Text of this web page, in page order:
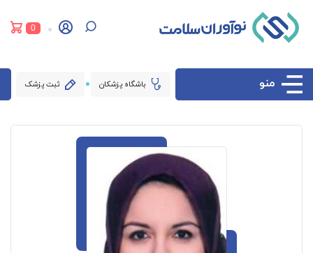
0
منو باشگاه پزشکان ثبت پزشک